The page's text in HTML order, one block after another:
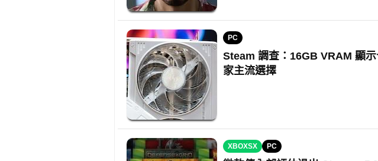
PC
Steam 調查：16GB VRAM 顯
家主流選擇
XBOXSX PC